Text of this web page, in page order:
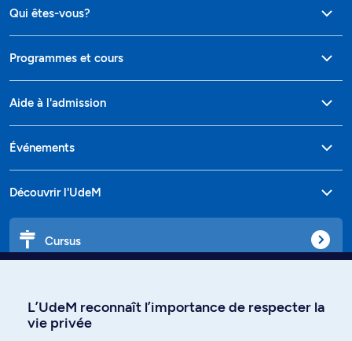
Qui êtes-vous?
Programmes et cours
Aide à l'admission
Événements
Découvrir l'UdeM
Cursus
L’UdeM reconnaît l’importance de respecter la
vie privée